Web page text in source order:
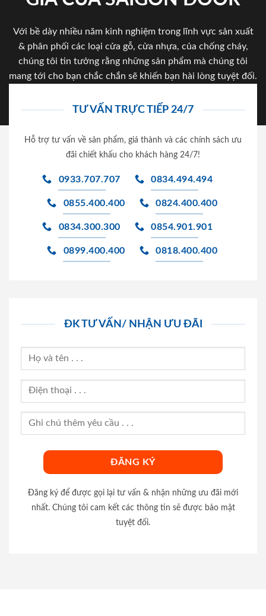
Với bề dày nhiều năm kinh nghiệm trong lĩnh vực sản xuất
& phân phối các loại cửa gỗ, cửa nhựa, của chống cháy,
chúng tôi tin tưởng rằng những sản phẩm mà chúng tôi
mang tới cho bạn chắc chắn sẽ khiến bạn hài lòng tuyệt đối.
TƯ VẤN TRỰC TIẾP 24/7
Hỗ trợ tư vấn về sản phẩm, giá thành và các chính sách ưu
đãi chiết khấu cho khách hàng 24/7!
0933.707.707 0834.494.494
0855.400.400 0824.400.400
0834.300.300 0854.901.901
0899.400.400 0818.400.400
ĐK TƯ VẤN/ NHẬN ƯU ĐÃI
Đăng ký để được gọi lại tư vấn & nhận những ưu đãi mới
nhất. Chúng tôi cam kết các thông tin sẽ được bảo mật
tuyệt đối.